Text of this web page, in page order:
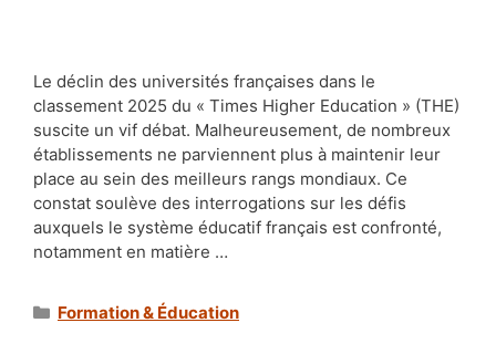
Le déclin des universités françaises dans le
classement 2025 du « Times Higher Education » (THE)
suscite un vif débat. Malheureusement, de nombreux
établissements ne parviennent plus à maintenir leur
place au sein des meilleurs rangs mondiaux. Ce
constat soulève des interrogations sur les défis
auxquels le système éducatif français est confronté,
notamment en matière …
Catégories
Formation & Éducation